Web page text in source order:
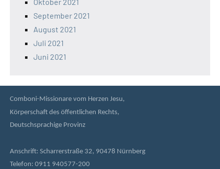
September 2021
August 2021
Juli 2021
Juni 2021
Comboni-Missionare vom Herzen Jesu,
Körperschaft des öffentlichen Rechts,
Deutschsprachige Provinz
Anschrift: Scharrerstraße 32, 90478 Nürnberg
Telefon: 0911 940577-200